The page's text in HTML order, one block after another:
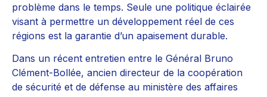
problème dans le temps. Seule une politique éclairée
visant à permettre un développement réel de ces
régions est la garantie d’un apaisement durable.
Dans un récent entretien entre le Général Bruno
Clément-Bollée, ancien directeur de la coopération
de sécurité et de défense au ministère des affaires